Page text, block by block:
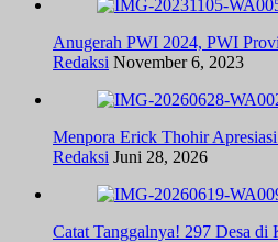
Anugerah PWI 2024, PWI
Redaksi November 6, 2023
Menpora Erick Thohir
Redaksi Juni 28, 2026
Catat Tanggalnya! 297 Desa